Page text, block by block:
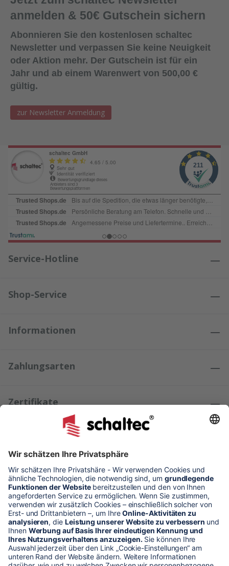
anmelden & 50€ Gutschein sichern
Abonnieren Sie den kostenlosen schaltec
Newsletter und verpassen Sie keine Neuigkeit
oder Aktion mehr. Der Gutschein ist für ein
Jahr und ab einem Warenwert von 500,00 €
gültig.
zur Newsletter Anmeldung
Service-Hotline
Shop-Service
Informationen
Zahlungsarten
Zertifikate
Kundenmeinungen
* Alle Preise verstehen sich zzgl. Mehrwertsteuer und Versandkosten